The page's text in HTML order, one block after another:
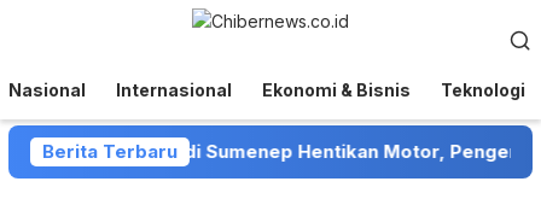
Nasional Internasional Ekonomi & Bisnis Teknologi
Berita Terbaru
Collector di Sumenep Hentikan Motor, Pengendara